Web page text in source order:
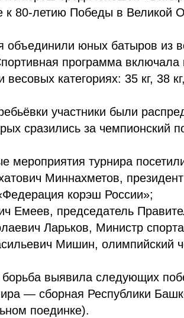
к 80‑летию Победы в Великой
объединили юных батыров из
программа включала
весовых категориях: 35 кг, 38
участники были
сразились за чемпионский
мероприятия турнира
Миннахметов,
корэш России»;
Емеев, председатель
Ларьков, Министр
Мишин, олимпийский
выявила следующих
— сборная Республики
поединке).